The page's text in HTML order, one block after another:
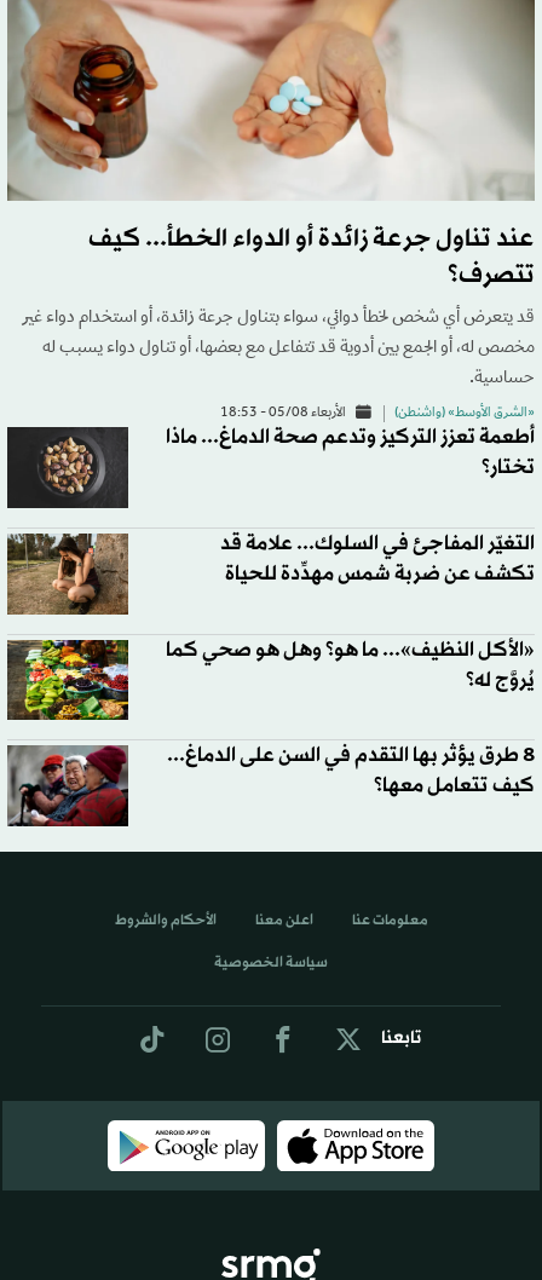
عند تناول جرعة زائدة أو الدواء الخطأ... كيف
تتصرف؟
قد يتعرض أي شخص لخطأ دوائي، سواء بتناول جرعة زائدة، أو استخدام دواء غير
مخصص له، أو الجمع بين أدوية قد تتفاعل مع بعضها، أو تناول دواء يسبب له
حساسية.
«الشرق الأوسط» (واشنطن) الأربعاء 05/08 - 18:53
أطعمة تعزز التركيز وتدعم صحة الدماغ... ماذا
تختار؟
التغيّر المفاجئ في السلوك... علامة قد
تكشف عن ضربة شمس مهدِّدة للحياة
«الأكل النظيف»... ما هو؟ وهل هو صحي كما
يُروَّج له؟
8 طرق يؤثر بها التقدم في السن على الدماغ...
كيف تتعامل معها؟
تابعنا
معلومات عنا اعلن معنا الأحكام والشروط
سياسة الخصوصية